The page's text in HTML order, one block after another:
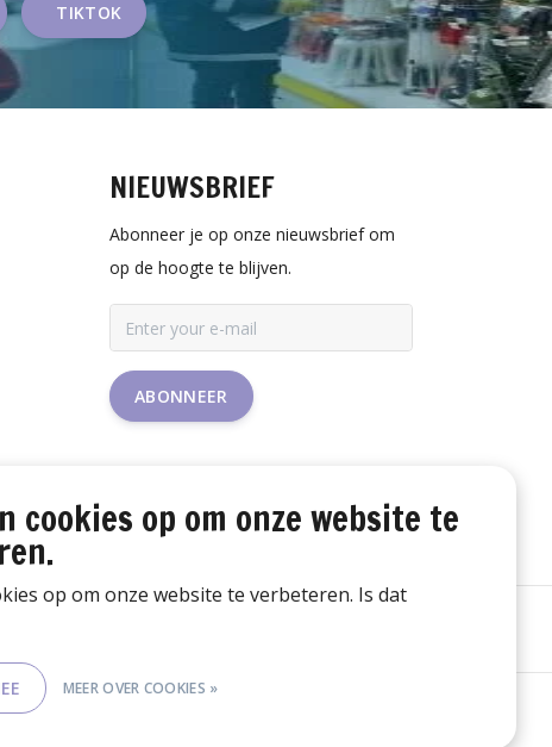
TIKTOK
NIEUWSBRIEF
Abonneer je op onze nieuwsbrief om
op de hoogte te blijven.
ABONNEER
cookies op om onze website te
op om onze website te verbeteren. Is dat
MEER OVER COOKIES »